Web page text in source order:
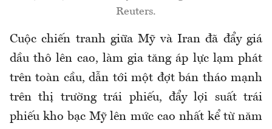
Reuters.
Cuộc chiến tranh giữa Mỹ và Iran đã đẩy giá
dầu thô lên cao, làm gia tăng áp lực lạm phát
trên toàn cầu, dẫn tới một đợt bán tháo mạnh
trên thị trường trái phiếu, đẩy lợi suất trái
phiếu kho bạc Mỹ lên mức cao nhất kể từ năm